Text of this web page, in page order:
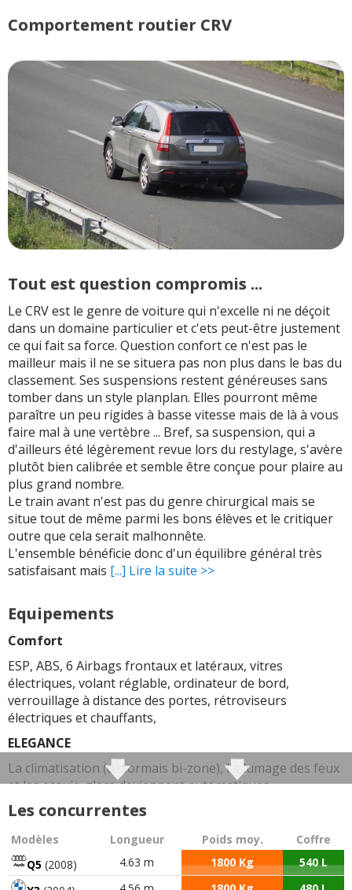
Comportement routier CRV
Tout est question compromis ...
Le CRV est le genre de voiture qui n'excelle ni ne déçoit
dans un domaine particulier et c'ets peut-être justement
ce qui fait sa force. Question confort ce n'est pas le
mailleur mais il ne se situera pas non plus dans le bas du
classement. Ses suspensions restent généreuses sans
tomber dans un style planplan. Elles pourront même
paraître un peu rigides à basse vitesse mais de là à vous
faire mal à une vertèbre ... Bref, sa suspension, qui a
d'ailleurs été légèrement revue lors du restylage, s'avère
plutôt bien calibrée et semble être conçue pour plaire au
plus grand nombre.
Le train avant n'est pas du genre chirurgical mais se
situe tout de même parmi les bons élèves et le critiquer
outre que cela serait malhonnête.
L'ensemble bénéficie donc d'un équilibre général très
satisfaisant mais [...] Lire la suite >>
Equipements
Comfort
ESP, ABS, 6 Airbags frontaux et latéraux, vitres
électriques, volant réglable, ordinateur de bord,
verrouillage à distance des portes, rétroviseurs
électriques et chauffants,
ELEGANCE
La climatisation (désormais bi-zone), l'allumage des feux
et les essuie-glace deviennent automatiques,
antibrouillards, jantes alu, régulateur de vitesse, plage
arrière double pour compartimenter le coffre
Executive
Caméra de recul, jantes 18 pouces (plus de style et de
Les concurrentes
Modèles Longueur Poids moy.
Coffre
Q5 (2008) 4.63 m 1800 Kg
540 L